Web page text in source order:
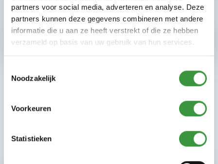
partners voor social media, adverteren en analyse. Deze
partners kunnen deze gegevens combineren met andere
informatie die u aan ze heeft verstrekt of die ze hebben
verzameld op basis van uw gebruik van hun services.
Noodzakelijk
Voorkeuren
Statistieken